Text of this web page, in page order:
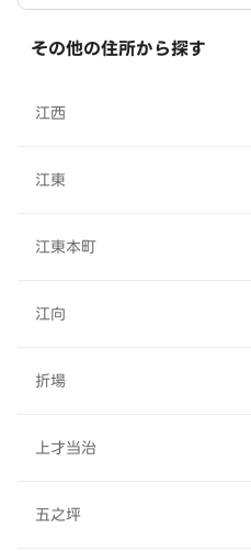
その他の住所から探す
江西
江東
江東本町
江向
折場
上才当治
五之坪